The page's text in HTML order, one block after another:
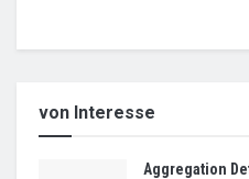
von Interesse
Aggregation